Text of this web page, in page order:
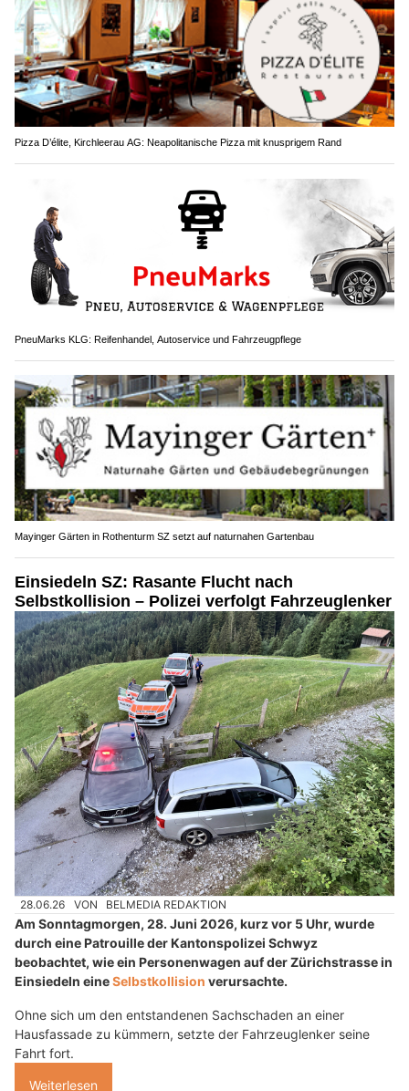
Pizza D’élite, Kirchleerau AG: Neapolitanische Pizza mit knusprigem Rand
PneuMarks KLG: Reifenhandel, Autoservice und Fahrzeugpflege
Mayinger Gärten in Rothenturm SZ setzt auf naturnahen Gartenbau
Einsiedeln SZ: Rasante Flucht nach
Selbstkollision – Polizei verfolgt Fahrzeuglenker
28.06.26 VON BELMEDIA REDAKTION
Am Sonntagmorgen, 28. Juni 2026, kurz vor 5 Uhr, wurde
durch eine Patrouille der Kantonspolizei Schwyz
beobachtet, wie ein Personenwagen auf der Zürichstrasse in
Einsiedeln eineSelbstkollision verursachte.
Ohne sich um den entstandenen Sachschaden an einer
Hausfassade zu kümmern, setzte der Fahrzeuglenker seine
Fahrt fort.
Weiterlesen